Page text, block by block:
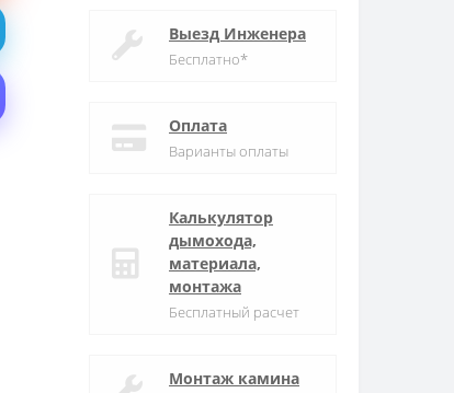
Выезд Инженера
Бесплатно*
Оплата
Варианты оплаты
Калькулятор
дымохода,
материала,
монтажа
Бесплатный расчет
Монтаж камина